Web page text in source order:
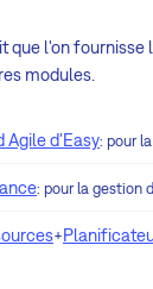
que l'on
modules.
Agile d'Easy: pour
: pour la gestion
+